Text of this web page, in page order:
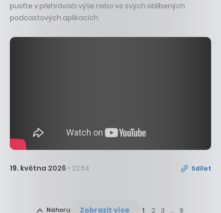
pusťte v přehrávači výše nebo ve svých oblíbených
podcastových aplikacích.
19. května 2026 • 22:54 Sdílet
Nahoru Zobrazit více 1 2 3 … 9